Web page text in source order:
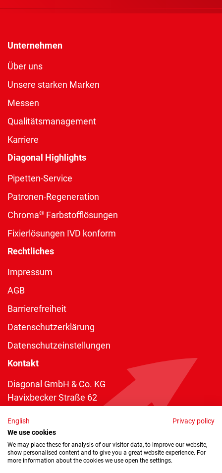
Unternehmen
Über uns
Unsere starken Marken
Messen
Qualitätsmanagement
Karriere
Diagonal Highlights
Pipetten-Service
Patronen-Regeneration
Chroma® Farbstofflösungen
Fixierlösungen IVD konform
Rechtliches
Impressum
AGB
Barrierefreiheit
Datenschutzerklärung
Datenschutzeinstellungen
Kontakt
Diagonal GmbH & Co. KG
Havixbecker Straße 62
Telefon:+49 2534 970 216
Telefax: +49 2534 970 116
info@diagonal.de
English
Privacy policy
We use cookies
We may place these for analysis of our visitor data, to improve our website,
show personalised content and to give you a great website experience. For
more information about the cookies we use open the settings.